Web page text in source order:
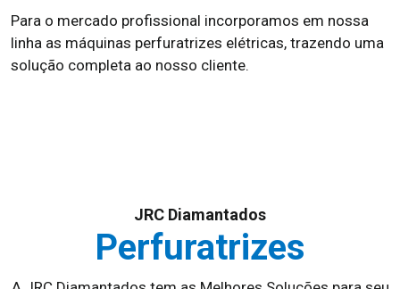
Para o mercado profissional incorporamos em nossa
linha as máquinas perfuratrizes elétricas, trazendo uma
solução completa ao nosso cliente.
JRC Diamantados
Perfuratrizes